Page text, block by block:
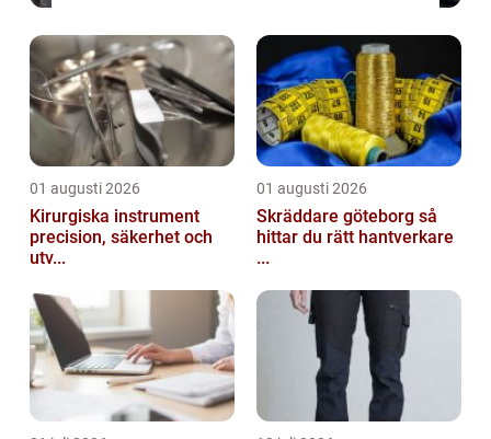
01 augusti 2026
Kirurgiska instrument
precision, säkerhet och
utv...
01 augusti 2026
Skräddare göteborg så
hittar du rätt hantverkare
...